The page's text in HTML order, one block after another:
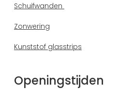
Schuifwanden
Zonwering
Kunststof glasstrips
Openingstijden